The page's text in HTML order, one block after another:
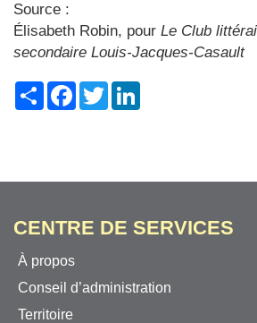
Source :
Élisabeth Robin, pour Le Club
secondaire Louis-Jacques-Casault
ShareFacebook
Twitter
CENTRE DE SERVICES
À propos
Conseil d’administration
Territoire